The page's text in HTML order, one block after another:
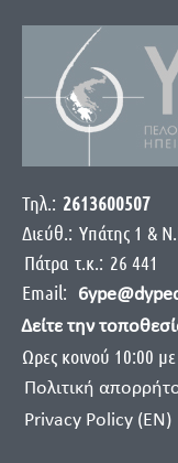
Τηλ.: 2613600507
Διεύθ.: Yπάτης 1 &
Πάτρα τ.κ.: 26 441
Email:
Δείτε την
Ωρες κοινού 10:00
Πολιτική
Privacy Policy (EN)